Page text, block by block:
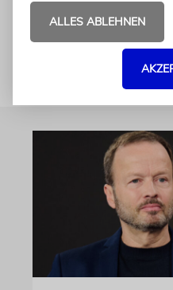
noch nie gehabt.»
ALLES ABLEHNEN